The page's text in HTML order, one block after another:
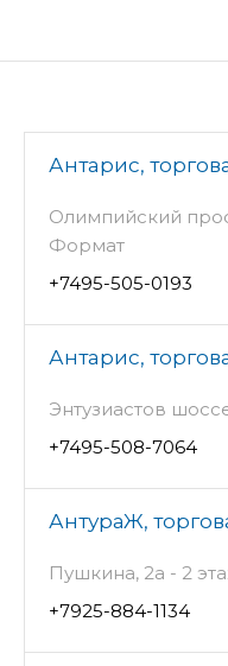
Антарис,
Олимпийский
Формат
+7495-505-0193
Антарис,
Энтузиастов
+7495-508-7064
АнтураЖ,
Пушкина, 2а - 2
+7925-884-1134